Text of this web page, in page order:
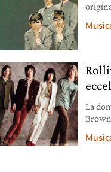
La
film